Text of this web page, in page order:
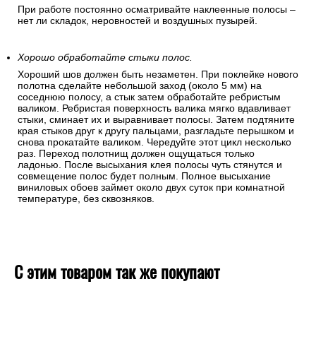
При работе постоянно осматривайте наклеенные полосы –
нет ли складок, неровностей и воздушных пузырей.
Хорошо обработайте стыки полос.
Хороший шов должен быть незаметен. При поклейке нового
полотна сделайте небольшой заход (около 5 мм) на
соседнюю полосу, а стык затем обработайте ребристым
валиком. Ребристая поверхность валика мягко вдавливает
стыки, сминает их и выравнивает полосы. Затем подтяните
края стыков друг к другу пальцами, разгладьте перышком и
снова прокатайте валиком. Чередуйте этот цикл несколько
раз. Переход полотнищ должен ощущаться только
ладонью. После высыхания клея полосы чуть стянутся и
совмещение полос будет полным. Полное высыхание
виниловых обоев займет около двух суток при комнатной
температуре, без сквозняков.
С этим товаром так же покупают